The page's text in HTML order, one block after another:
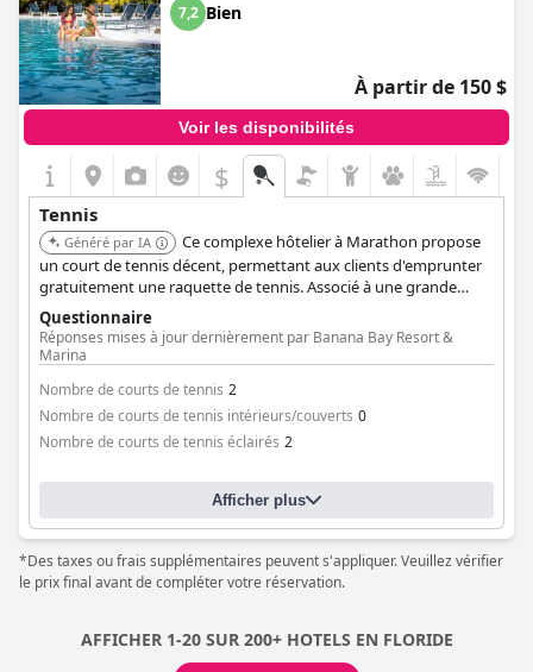
7,2 Bien
À partir de 150 $
Voir les disponibilités
$
Tennis
Généré par IA
Ce complexe hôtelier à Marathon propose
un court de tennis décent, permettant aux clients d'emprunter
gratuitement une raquette de tennis. Associé à une grande
piscine et un bar en bord de mer, il offre une expérience de
vacances équilibrée pour les joueurs de tennis.
Questionnaire
Réponses mises à jour dernièrement par Banana Bay Resort &
Marina
Nombre de courts de tennis 2
Nombre de courts de tennis intérieurs/couverts 0
Nombre de courts de tennis éclairés 2
Afficher plus
*Des taxes ou frais supplémentaires peuvent s'appliquer. Veuillez vérifier
le prix final avant de compléter votre réservation.
AFFICHER 1-20 SUR 200+ HOTELS EN FLORIDE